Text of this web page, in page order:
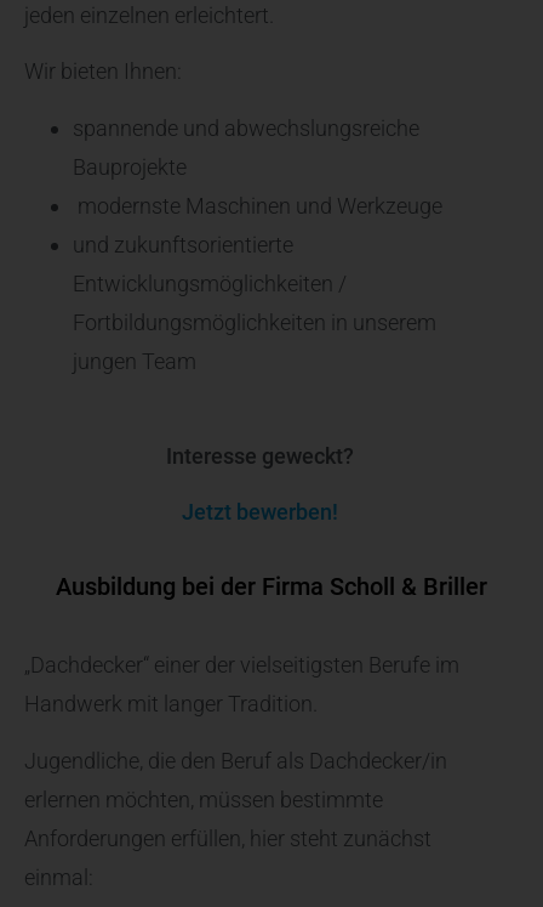
jeden einzelnen erleichtert.
Wir bieten Ihnen:
spannende und abwechslungsreiche
Bauprojekte
modernste Maschinen und Werkzeuge
und zukunftsorientierte
Entwicklungsmöglichkeiten /
Fortbildungsmöglichkeiten in unserem
jungen Team
Interesse geweckt?
Jetzt bewerben!
Ausbildung bei der Firma Scholl & Briller
„Dachdecker“ einer der vielseitigsten Berufe im
Handwerk mit langer Tradition.
Jugendliche, die den Beruf als Dachdecker/in
erlernen möchten, müssen bestimmte
Anforderungen erfüllen, hier steht zunächst
einmal: